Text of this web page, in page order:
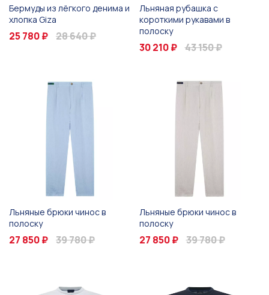
Бермуды из лёгкого денима и
хлопка Giza
25 780 ₽ 28 640 ₽
Льняная рубашка с
короткими рукавами в
полоску
30 210 ₽ 43 150 ₽
Льняные брюки чинос в
полоску
27 850 ₽ 39 780 ₽
Льняные брюки чинос в
полоску
27 850 ₽ 39 780 ₽